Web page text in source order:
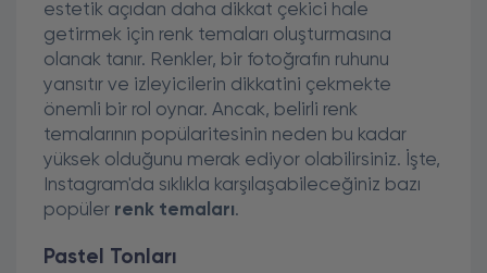
estetik açıdan daha dikkat çekici hale
getirmek için renk temaları oluşturmasına
olanak tanır. Renkler, bir fotoğrafın ruhunu
yansıtır ve izleyicilerin dikkatini çekmekte
önemli bir rol oynar. Ancak, belirli renk
temalarının popülaritesinin neden bu kadar
yüksek olduğunu merak ediyor olabilirsiniz. İşte,
Instagram'da sıklıkla karşılaşabileceğiniz bazı
popüler renk temaları.
Pastel Tonları